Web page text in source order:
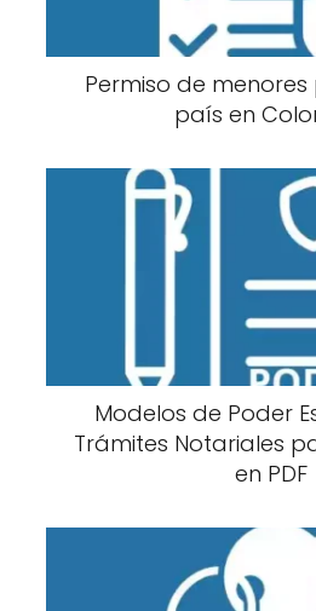
Permiso de
país en
Modelos de Poder
Trámites Notariales
en PDF